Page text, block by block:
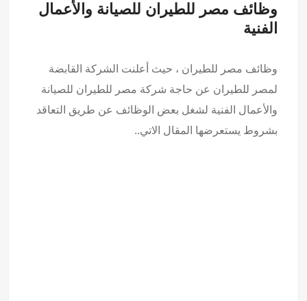
وظائف مصر للطيران للصيانة والأعمال
الفنية
وظائف مصر للطيران ، حيث أعلنت الشركة القابضة
لمصر للطيران عن حاجة شركة مصر للطيران للصيانة
والأعمال الفنية لشغل بعض الوظائف عن طريق التعاقد
بشروط يستعرضها المقال الاتي..